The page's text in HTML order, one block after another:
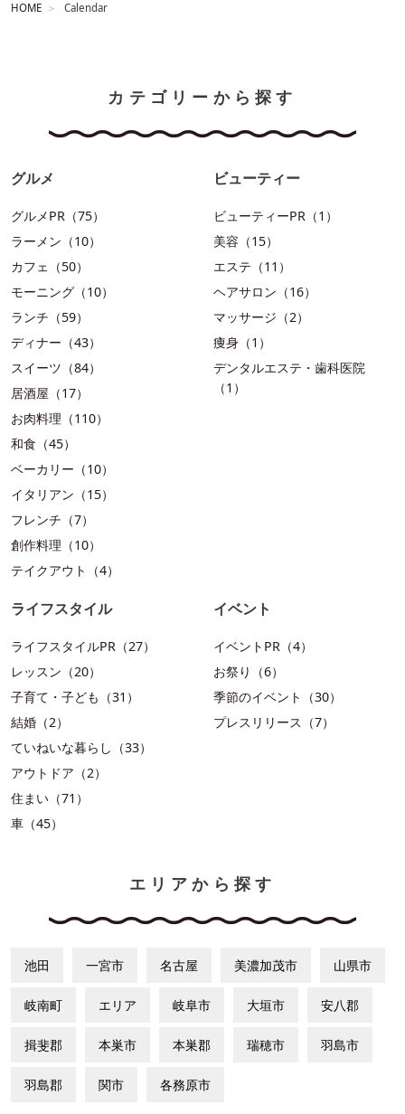
HOME Calendar
カテゴリーから探す
グルメ
グルメPR（75）
ラーメン（10）
カフェ（50）
モーニング（10）
ランチ（59）
ディナー（43）
スイーツ（84）
居酒屋（17）
お肉料理（110）
和食（45）
ベーカリー（10）
イタリアン（15）
フレンチ（7）
創作料理（10）
テイクアウト（4）
ビューティー
ビューティーPR（1）
美容（15）
エステ（11）
ヘアサロン（16）
マッサージ（2）
痩身（1）
デンタルエステ・歯科医院
（1）
ライフスタイル
ライフスタイルPR（27）
レッスン（20）
子育て・子ども（31）
結婚（2）
ていねいな暮らし（33）
アウトドア（2）
住まい（71）
車（45）
イベント
イベントPR（4）
お祭り（6）
季節のイベント（30）
プレスリリース（7）
エリアから探す
池田 一宮市 名古屋 美濃加茂市 山県市
岐南町 エリア 岐阜市 大垣市 安八郡
揖斐郡 本巣市 本巣郡 瑞穂市 羽島市
羽島郡 関市 各務原市